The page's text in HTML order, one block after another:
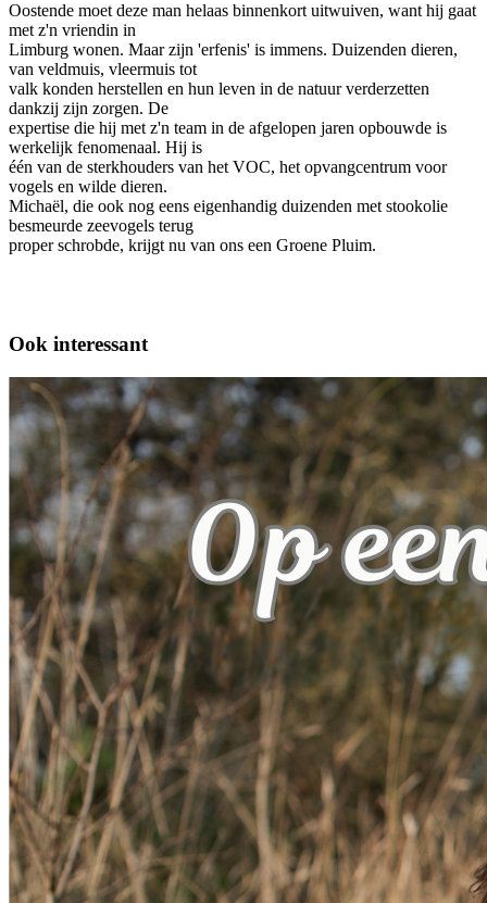
Oostende moet deze man helaas binnenkort uitwuiven, want hij gaat
met z'n vriendin in
Limburg wonen. Maar zijn 'erfenis' is immens. Duizenden dieren,
van veldmuis, vleermuis tot
valk konden herstellen en hun leven in de natuur verderzetten
dankzij zijn zorgen. De
expertise die hij met z'n team in de afgelopen jaren opbouwde is
werkelijk fenomenaal. Hij is
één van de sterkhouders van het VOC, het opvangcentrum voor
vogels en wilde dieren.
Michaël, die ook nog eens eigenhandig duizenden met stookolie
besmeurde zeevogels terug
proper schrobde, krijgt nu van ons een Groene Pluim.
Ook interessant